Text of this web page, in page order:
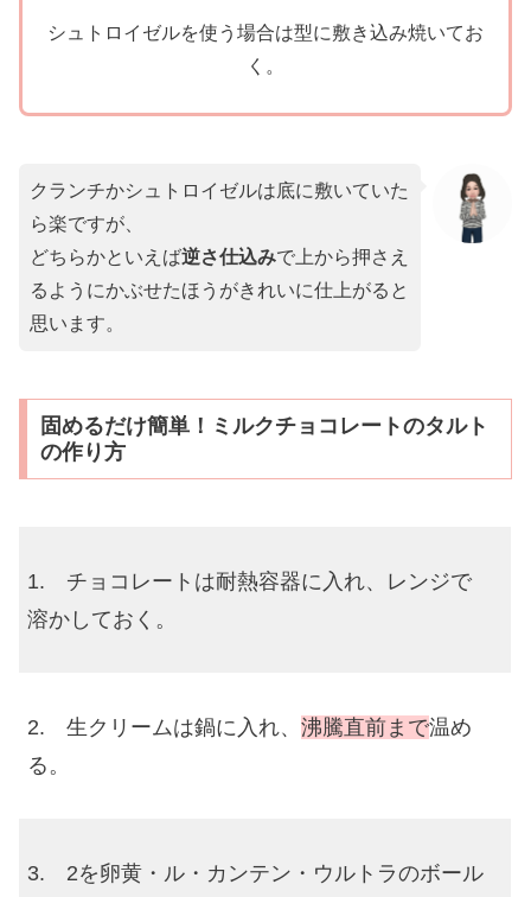
シュトロイゼルを使う場合は型に敷き込み焼いてお
く。
クランチかシュトロイゼルは底に敷いていた
ら楽ですが、
どちらかといえば逆さ仕込みで上から押さえ
るようにかぶせたほうがきれいに仕上がると
思います。
固めるだけ簡単！ミルクチョコレートのタルト
の作り方
1. チョコレートは耐熱容器に入れ、レンジで
溶かしておく。
2. 生クリームは鍋に入れ、沸騰直前まで温め
る。
3. 2を卵黄・ル・カンテン・ウルトラのボール